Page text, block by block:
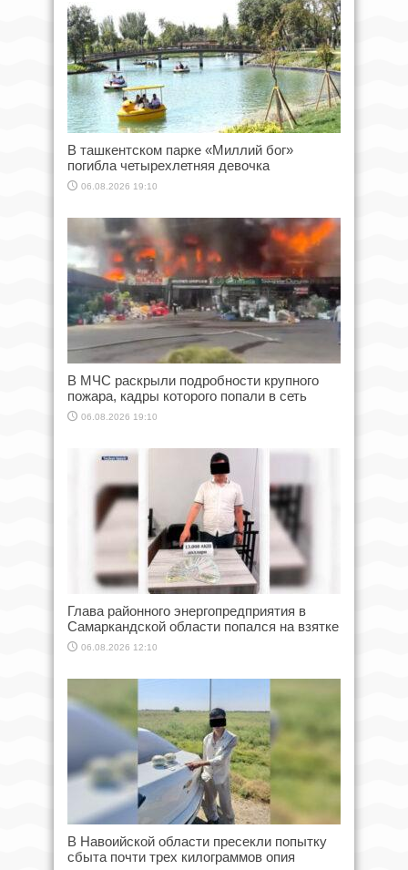
В ташкентском парке «Миллий бог»
погибла четырехлетняя девочка
06.08.2026 19:10
В МЧС раскрыли подробности крупного
пожара, кадры которого попали в сеть
06.08.2026 19:10
Глава районного энергопредприятия в
Самаркандской области попался на взятке
06.08.2026 12:10
В Навоийской области пресекли попытку
сбыта почти трех килограммов опия